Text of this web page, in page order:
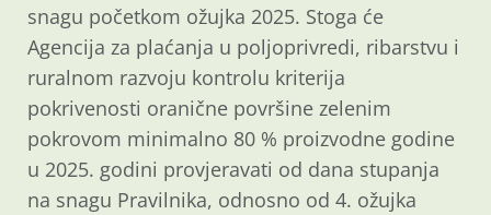
snagu početkom ožujka 2025. Stoga će
Agencija za plaćanja u poljoprivredi, ribarstvu i
ruralnom razvoju kontrolu kriterija
pokrivenosti oranične površine zelenim
pokrovom minimalno 80 % proizvodne godine
u 2025. godini provjeravati od dana stupanja
na snagu Pravilnika, odnosno od 4. ožujka